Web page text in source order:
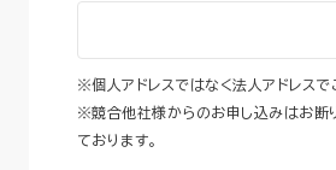
※個人アドレスではなく法人アドレスで
※競合他社様からのお申し込みはお断
ております。